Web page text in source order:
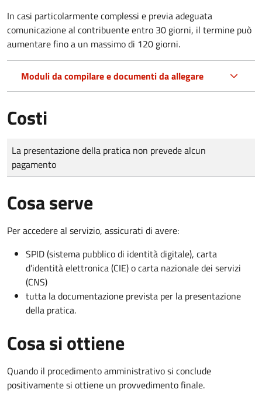
In casi particolarmente complessi e previa adeguata
comunicazione al contribuente entro 30 giorni, il termine può
aumentare fino a un massimo di 120 giorni.
Moduli da compilare e documenti da allegare
Costi
Tipo di pagamento
Importo
La presentazione della pratica non prevede alcun
pagamento
Cosa serve
Per accedere al servizio, assicurati di avere:
SPID (sistema pubblico di identità digitale), carta
d’identità elettronica (CIE) o carta nazionale dei servizi
(CNS)
tutta la documentazione prevista per la presentazione
della pratica.
Cosa si ottiene
Quando il procedimento amministrativo si conclude
positivamente si ottiene un provvedimento finale.